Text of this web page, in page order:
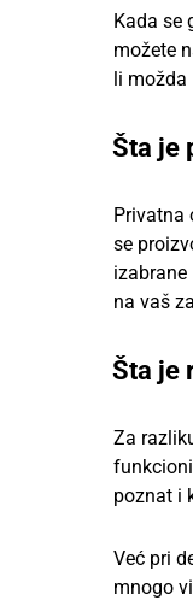
Kada se
možete
li
Šta je
Privatna
se
na vaš
Šta je
Za
poznat i
Već pri
mnogo